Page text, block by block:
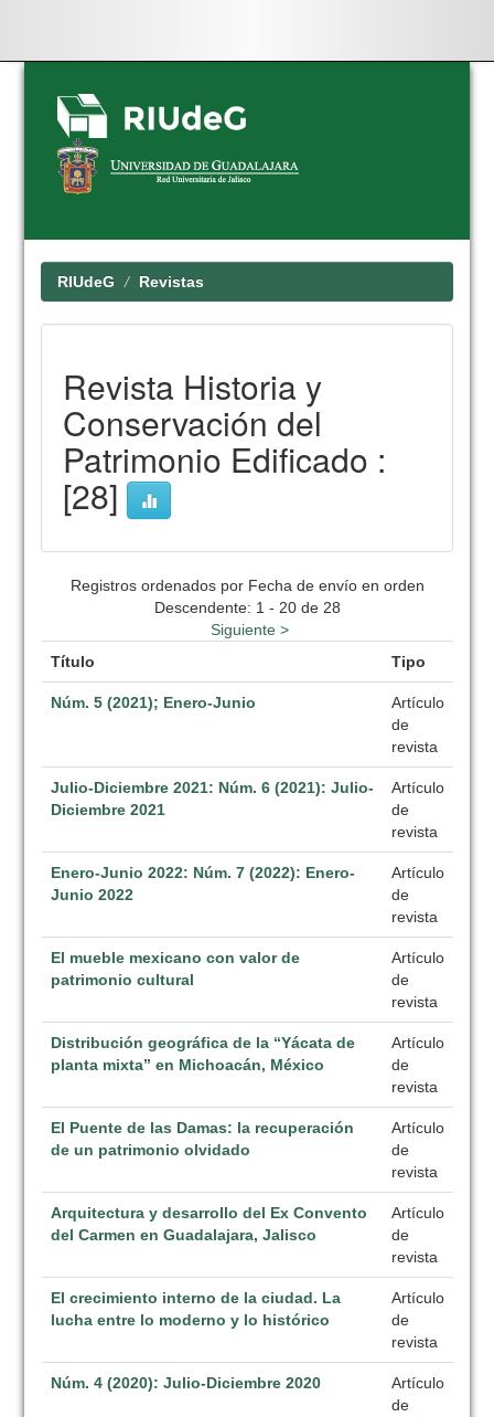
Skip
navigation
RIUdeG Revistas
Revista Historia y
Conservación del
Patrimonio Edificado :
[28]
Registros ordenados por Fecha de envío en orden
Descendente: 1 - 20 de 28
Siguiente >
Título
Tipo
Núm. 5 (2021); Enero-Junio
Artículo
de
revista
Julio-Diciembre 2021: Núm. 6 (2021): Julio-
Diciembre 2021
Artículo
de
revista
Enero-Junio 2022: Núm. 7 (2022): Enero-
Junio 2022
Artículo
de
revista
El mueble mexicano con valor de
patrimonio cultural
Artículo
de
revista
Distribución geográfica de la “Yácata de
planta mixta” en Michoacán, México
Artículo
de
revista
El Puente de las Damas: la recuperación
de un patrimonio olvidado
Artículo
de
revista
Arquitectura y desarrollo del Ex Convento
del Carmen en Guadalajara, Jalisco
Artículo
de
revista
El crecimiento interno de la ciudad. La
lucha entre lo moderno y lo histórico
Artículo
de
revista
Núm. 4 (2020): Julio-Diciembre 2020
Artículo
de